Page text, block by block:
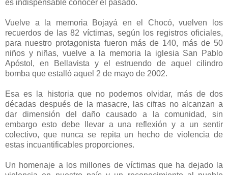
es indispensable conocer el pasado.
Vuelve a la memoria Bojayá en el Chocó, vuelven los
recuerdos de las 82 víctimas, según los registros oficiales,
para nuestro protagonista fueron más de 140, más de 50
niños y niñas, vuelve a la memoria la iglesia San Pablo
Apóstol, en Bellavista y el estruendo de aquel cilindro
bomba que estalló aquel 2 de mayo de 2002.
Esa es la historia que no podemos olvidar, más de dos
décadas después de la masacre, las cifras no alcanzan a
dar dimensión del daño causado a la comunidad, sin
embargo esto debe llevar a una reflexión y a un sentir
colectivo, que nunca se repita un hecho de violencia de
estas incuantificables proporciones.
Un homenaje a los millones de víctimas que ha dejado la